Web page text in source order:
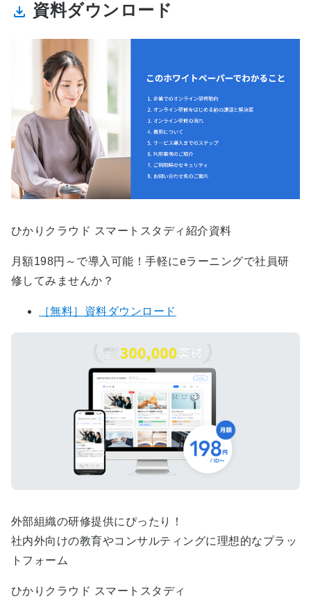
資料ダウンロード
ひかりクラウド スマートスタディ紹介資料
月額198円～で導入可能！手軽にeラーニングで社員研
修してみませんか？
［無料］資料ダウンロード
外部組織の研修提供にぴったり！
社内外向けの教育やコンサルティングに理想的なプラッ
トフォーム
ひかりクラウド スマートスタディ